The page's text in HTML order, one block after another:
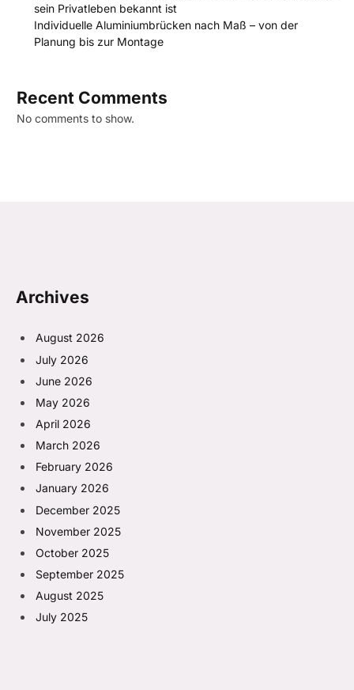
sein Privatleben bekannt ist
Individuelle Aluminiumbrücken nach Maß – von der
Planung bis zur Montage
Recent Comments
No comments to show.
Archives
August 2026
July 2026
June 2026
May 2026
April 2026
March 2026
February 2026
January 2026
December 2025
November 2025
October 2025
September 2025
August 2025
July 2025